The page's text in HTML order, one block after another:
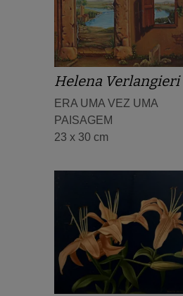
Helena Verlangieri
ERA UMA VEZ UMA
PAISAGEM
23 x 30 cm